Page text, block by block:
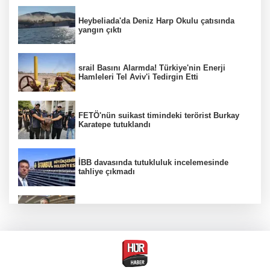
Heybeliada'da Deniz Harp Okulu çatısında
yangın çıktı
srail Basını Alarmda! Türkiye'nin Enerji
Hamleleri Tel Aviv'i Tedirgin Etti
FETÖ'nün suikast timindeki terörist Burkay
Karatepe tutuklandı
İBB davasında tutukluluk incelemesinde
tahliye çıkmadı
MGK toplanıyor: Ana gündem Terörsüz